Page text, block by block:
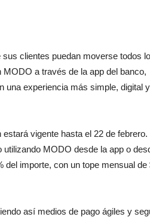
clientes puedan moverse todos
a través de la app del banco,
una experiencia más simple, digital y
vigente hasta el 22 de
MODO desde la app o
del importe, con un tope mensual de
así medios de pago ágiles y